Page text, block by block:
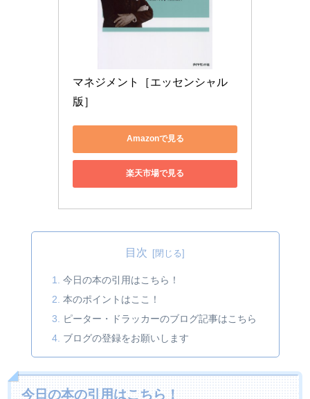
マネジメント［エッセンシャル
版］
Amazonで見る
楽天市場で見る
目次
今日の本の引用はこちら！
本のポイントはここ！
ピーター・ドラッカーのブログ記事はこちら
ブログの登録をお願いします
今日の本の引用はこちら！